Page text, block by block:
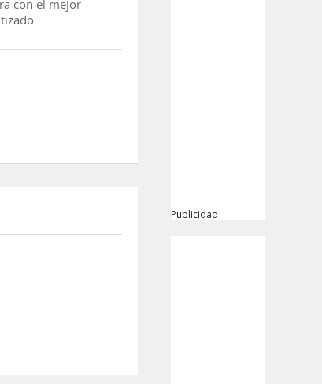
con el mejor
Publicidad